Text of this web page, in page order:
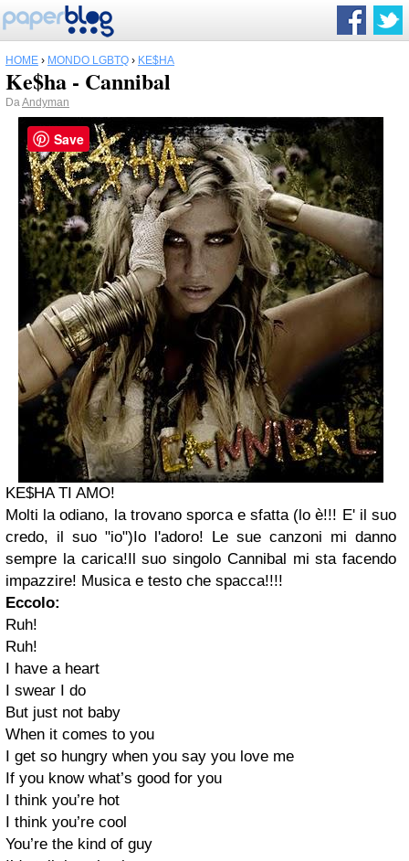
HOME › MONDO LGBTQ › KE$HA
Ke$ha - Cannibal
DaAndyman
KE$HA TI AMO!
Molti la odiano, la trovano sporca e sfatta (lo è!!! E' il suo
credo, il suo "io")Io l'adoro! Le sue canzoni mi danno
sempre la carica!Il suo singolo Cannibal mi sta facendo
impazzire! Musica e testo che spacca!!!!
Eccolo:
Ruh!
Ruh!
I have a heart
I swear I do
But just not baby
When it comes to you
I get so hungry when you say you love me
If you know what’s good for you
I think you’re hot
I think you’re cool
You’re the kind of guy
Save